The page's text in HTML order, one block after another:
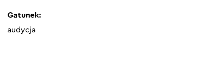
Gatunek:
audycja